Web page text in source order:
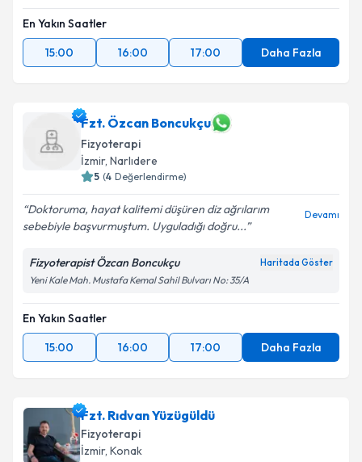
En Yakın Saatler
15:00
16:00 17:00 Daha Fazla
Fzt. Özcan Boncukçu
Fizyoterapi
İzmir, Narlıdere
5 (4 Değerlendirme)
Doktoruma, hayat kalitemi düşüren diz ağrılarım
sebebiyle başvurmuştum. Uyguladığı doğru...
Devamı
Fizyoterapist Özcan Boncukçu Haritada Göster
Yeni Kale Mah. Mustafa Kemal Sahil Bulvarı No: 35/A
En Yakın Saatler
15:00
16:00 17:00 Daha Fazla
Fzt. Rıdvan Yüzügüldü
Fizyoterapi
İzmir, Konak